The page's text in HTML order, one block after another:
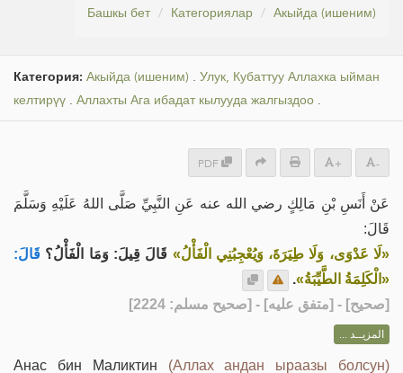
Башкы бет Категориялар Акыйда (ишеним)
Категория: Акыйда (ишеним) . Улук, Кубаттуу Аллахка ыйман
келтирүү . Аллахты Ага ибадат кылууда жалгыздоо .
PDF + -
عَنْ أَنَسِ بْنِ مَالِكٍ رضي الله عنه عَنِ النَّبِيِّ صَلَّى اللهُ عَلَيْهِ وَسَلَّمَ
قَالَ:
«لَا عَدْوَى، وَلَا طِيَرَةَ، وَيُعْجِبُنِي الْفَأْلُ» قَالَ قِيلَ: وَمَا الْفَأْلُ؟ قَالَ:
«الْكَلِمَةُ الطَّيِّبَةُ».
[صحيح] - [متفق عليه] - [صحيح مسلم: 2224]
المزيــد ...
Анас бин Маликтин (Аллах андан ыраазы болсун)